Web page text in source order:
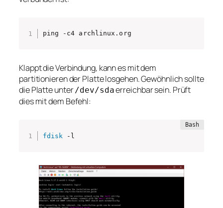
ping -c4 archlinux.org
Klappt die Verbindung, kann es mit dem
partitionieren der Platte losgehen. Gewöhnlich sollte
die Platte unter/dev/sdaerreichbar sein. Prüft
dies mit dem Befehl:
fdisk -l